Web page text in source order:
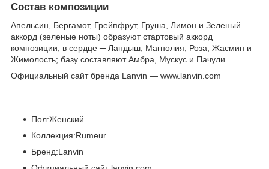
Состав композиции
Апельсин, Бергамот, Грейпфрут, Груша, Лимон и Зеленый
аккорд (зеленые ноты) образуют стартовый аккорд
композиции, в сердце ─ Ландыш, Магнолия, Роза, Жасмин и
Жимолость; базу составляют Амбра, Мускус и Пачули.
Официальный сайт бренда Lanvin — www.lanvin.com
Пол:Женский
Коллекция:Rumeur
Бренд:Lanvin